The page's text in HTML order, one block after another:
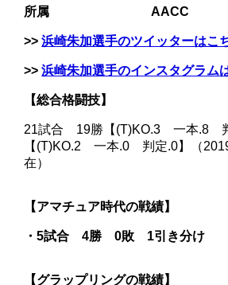
所属 AACC
>>浜崎朱加選手のツイッターはこ
>>浜崎朱加選手のインスタグラム
【総合格闘技】
21試合 19勝【(T)KO.3 一本.8
【(T)KO.2 一本.0 判定.0】（
在）
【アマチュア時代の戦績】
・5試合 4勝 0敗 1引き分け
【グラップリングの戦績】